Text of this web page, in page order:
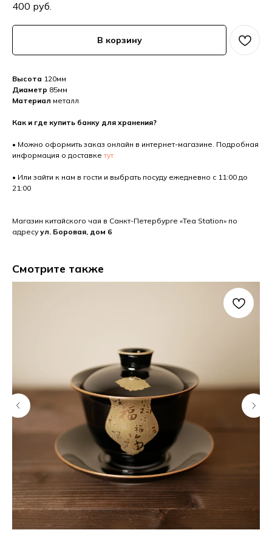
400 руб.
В корзину
Высота 120мм
Диаметр 85мм
Материал металл
Как и где купить банку для хранения?
• Можно оформить заказ онлайн в интернет-магазине. Подробная
информация о доставке тут
• Или зайти к нам в гости и выбрать посуду ежедневно с 11:00 до
21:00
Магазин китайского чая в Санкт-Петербурге «Tea Station» по
адресу ул. Боровая, дом 6
Смотрите также